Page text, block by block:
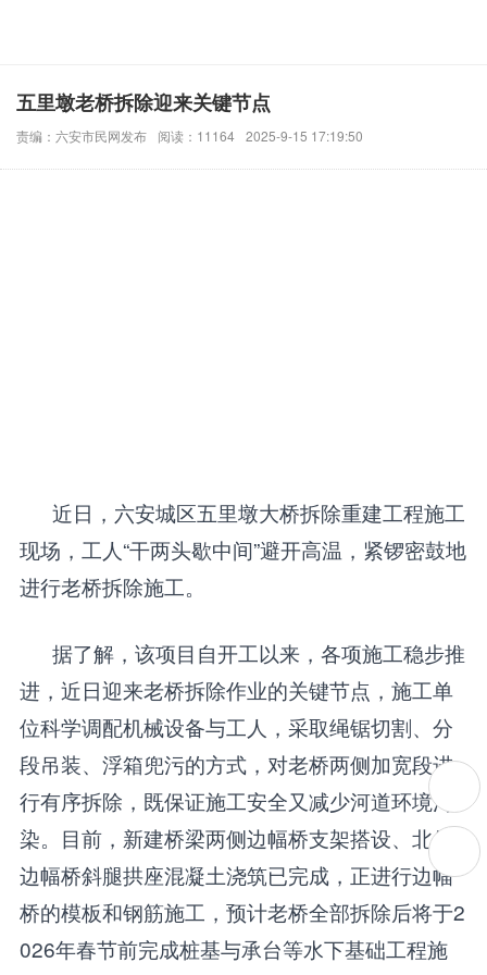
五里墩老桥拆除迎来关键节点
责编：六安市民网发布 阅读：11164 2025-9-15 17:19:50
近日，六安城区五里墩大桥拆除重建工程施工
现场，工人“干两头歇中间”避开高温，紧锣密鼓地
进行老桥拆除施工。
据了解，该项目自开工以来，各项施工稳步推
进，近日迎来老桥拆除作业的关键节点，施工单
位科学调配机械设备与工人，采取绳锯切割、分
段吊装、浮箱兜污的方式，对老桥两侧加宽段进
行有序拆除，既保证施工安全又减少河道环境污
染。目前，新建桥梁两侧边幅桥支架搭设、北侧
边幅桥斜腿拱座混凝土浇筑已完成，正进行边幅
桥的模板和钢筋施工，预计老桥全部拆除后将于2
026年春节前完成桩基与承台等水下基础工程施